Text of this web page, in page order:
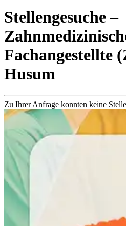
Stellengesuche–
Fachangestellte
Husum
Zu Ihrer Anfrage konnten keine